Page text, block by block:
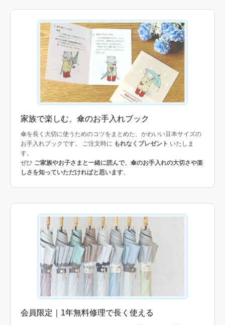
家族で楽しむ、傘のお手入れブック
傘を長く大切に使うためのコツをまとめた、かわいい豆本サイズの
お手入れブックです。 ご注文時に もれなくプレゼント いたしま
す。
ぜひ ご家族やお子さまと一緒に読んで、傘のお手入れの大切さや楽
しさを知っていただければと思います。
会員限定｜1年無料修理で長く使える